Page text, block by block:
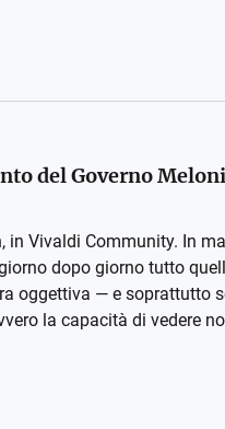
del Governo Meloni
Vivaldi Community. In
dopo giorno tutto
oggettiva — e
la capacità di vedere